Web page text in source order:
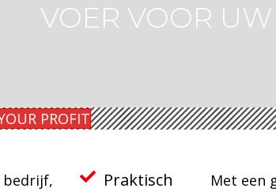
VOER VOOR
PROFIT
bedrijf,
Praktisch
Met een